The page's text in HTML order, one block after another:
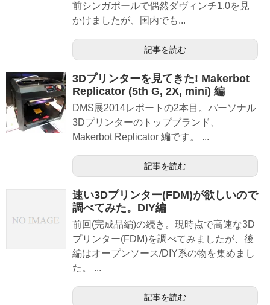
前シンガポールで偶然ダヴィンチ1.0を見
かけましたが、国内でも...
記事を読む
3Dプリンターを見てきた! Makerbot
Replicator (5th G, 2X, mini) 編
DMS展2014レポートの2本目。パーソナル
3Dプリンターのトップブランド、
Makerbot Replicator 編です。 ...
記事を読む
速い3Dプリンター(FDM)が欲しいので
調べてみた。DIY編
前回(完成品編)の続き。現時点で高速な3D
プリンター(FDM)を調べてみましたが、後
編はオープンソース/DIY系の物を集めまし
た。 ...
記事を読む